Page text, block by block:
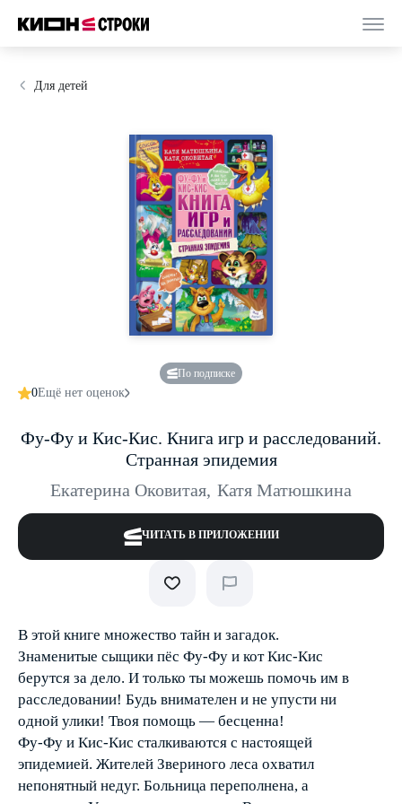
Для детей
По подписке
0Ещё нет оценок
Фу-Фу и Кис-Кис. Книга игр и расследований.
Странная эпидемия
Екатерина Оковитая, Катя Матюшкина
ЧИТАТЬ В ПРИЛОЖЕНИИ
В этой книге множество тайн и загадок.
Знаменитые сыщики пёс Фу-Фу и кот Кис-Кис
берутся за дело. И только ты можешь помочь им в
расследовании! Будь внимателен и не упусти ни
одной улики! Твоя помощь — бесценна!
Фу-Фу и Кис-Кис сталкиваются с настоящей
эпидемией. Жителей Звериного леса охватил
непонятный недуг. Больница переполнена, а